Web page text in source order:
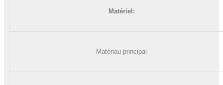
Matériel:
Matériau principal